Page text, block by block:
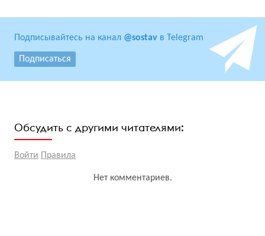
Подписывайтесь на канал @sostav в Telegram
Подписаться
Обсудить с другими читателями:
Войти Правила
Нет комментариев.